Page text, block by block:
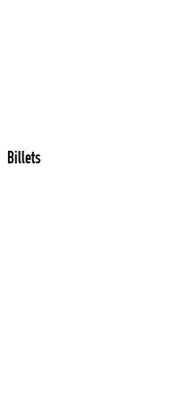
Billets